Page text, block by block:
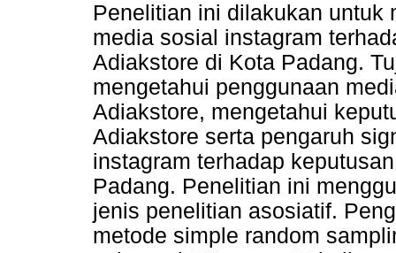
Penelitian ini dilakukan untuk
media sosial instagram
Adiakstore di Kota Padang.
mengetahui penggunaan
Adiakstore, mengetahui
Adiakstore serta pengaruh
instagram terhadap
Padang. Penelitian ini
jenis penelitian asosiatif.
metode simple random